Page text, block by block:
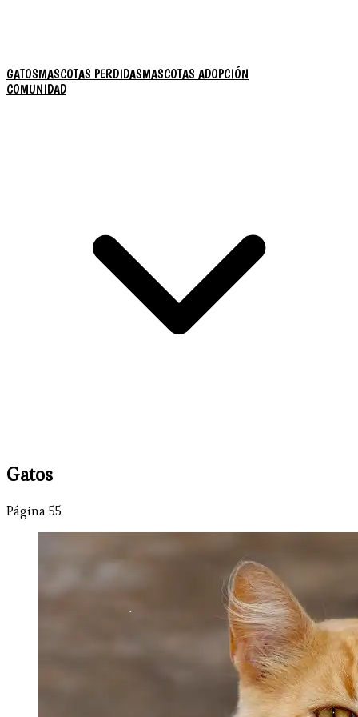
GATOSMASCOTAS PERDIDASMASCOTAS ADOPCIÓN
COMUNIDAD
Gatos
Página 55